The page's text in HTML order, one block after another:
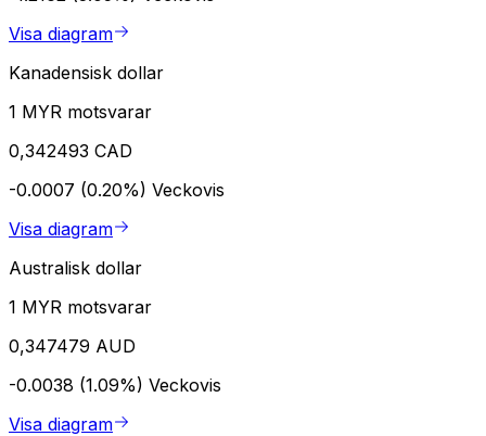
Visa diagram
Kanadensisk dollar
1 MYR motsvarar
0,342493 CAD
-0.0007 (0.20%) Veckovis
Visa diagram
Australisk dollar
1 MYR motsvarar
0,347479 AUD
-0.0038 (1.09%) Veckovis
Visa diagram